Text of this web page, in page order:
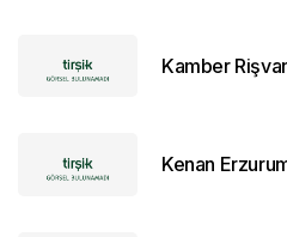
Kamber
Kenan